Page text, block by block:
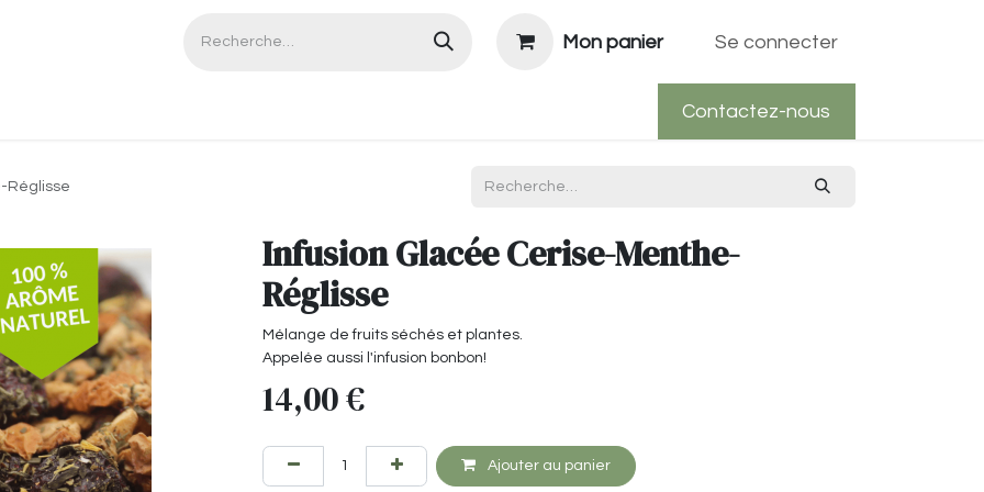
Mon panier Se connecter
Contactez-nous
Réglisse
Infusion Glacée Cerise-Menthe-
Réglisse
Mélange de fruits séchés et plantes.
Appelée aussi l'infusion bonbon!
14,00€
Ajouter au panier